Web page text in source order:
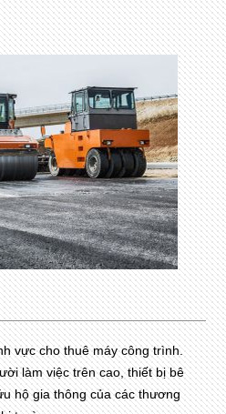
vực cho thuê máy công trình.
làm việc trên cao, thiết bị bê
hộ gia thông của các thương